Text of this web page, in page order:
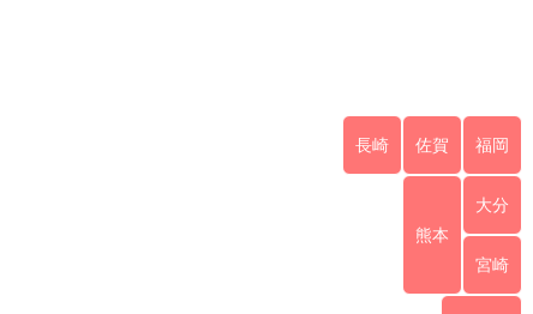
福岡
佐賀
長崎
大分
熊本
宮崎